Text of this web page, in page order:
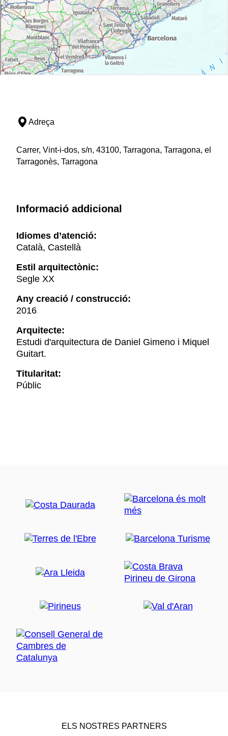
Adreça
Carrer, Vint-i-dos, s/n, 43100, Tarragona, Tarragona, el
Tarragonès, Tarragona
Informació addicional
Idiomes d’atenció:
Català, Castellà
Estil arquitectònic:
Segle XX
Any creació / construcció:
2016
Arquitecte:
Estudi d'arquitectura de Daniel Gimeno i Miquel
Guitart.
Titularitat:
Públic
ELS NOSTRES PARTNERS